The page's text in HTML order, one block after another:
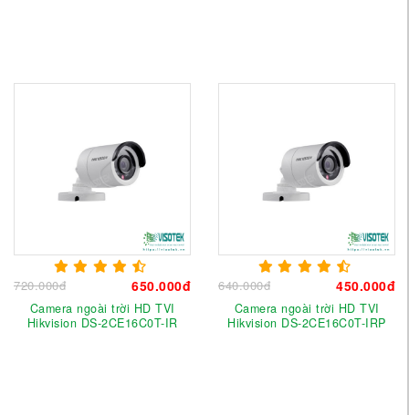
720.000đ 650.000đ
Camera ngoài trời HD TVI
Hikvision DS-2CE16C0T-IR
640.000đ 450.000đ
Camera ngoài trời HD TVI
Hikvision DS-2CE16C0T-IRP